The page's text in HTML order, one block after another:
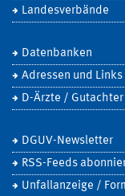
Landesverbände
Datenbanken
Adressen und Links
D-Ärzte /
DGUV-Newsletter
RSS-Feeds
Unfallanzeige /